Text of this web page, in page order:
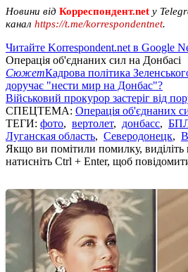
Новини від Корреспондент.net у
канал https://t.me/korrespondentnet.
Читайте Korrespondent.net в Google
Операція об'єднаних сил на Донбасі
СюжетКадрова політика
доручає "нести мир на Донбас"?
Військовий прокурор застеріг від
СПЕЦТЕМА: Операція об'єднаних
ТЕГИ: фото, вертолет, донбасс,
Луганская область, Северодонецк,
Якщо ви помітили помилку, виділіть
натисніть Ctrl + Enter, щоб